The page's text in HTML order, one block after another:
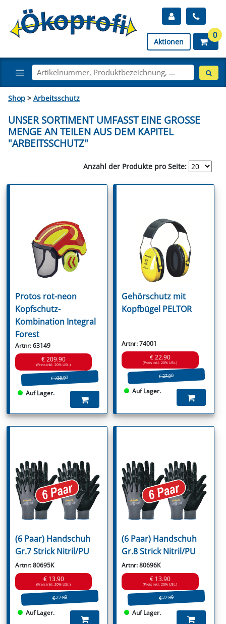
Aktionen
0
Shop > Arbeitsschutz
UNSER SORTIMENT UMFASST EINE GROSSE M
ENGE AN TEILEN AUS DEM KAPITEL "
ARBEITSSCHUTZ"
Anzahl der Produkte pro Seite:
Protos rot-neon
Kopfschutz-
Kombination Integral
Forest
Artnr: 63149
€ 209.90
(Preis inkl. 20% USt.)
€ 238.90
Auf Lager.
Gehörschutz mit
Kopfbügel PELTOR
Artnr: 74001
€ 22.90
(Preis inkl. 20% USt.)
€ 27.90
Auf Lager.
(6 Paar) Handschuh
Gr.7 Strick Nitril/PU
Artnr: 80695K
€ 13.90
(Preis inkl. 20% USt.)
€ 22.80
Auf Lager.
(6 Paar) Handschuh
Gr.8 Strick Nitril/PU
Artnr: 80696K
€ 13.90
(Preis inkl. 20% USt.)
€ 22.80
Auf Lager.